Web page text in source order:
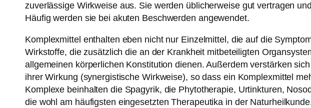
zuverlässige Wirkweise aus. Sie werden üblicherweise gut vertragen
Häufig werden sie bei akuten Beschwerden angewendet.
Komplexmittel enthalten eben nicht nur Einzelmittel, die auf die
Wirkstoffe, die zusätzlich die an der Krankheit mitbeteiligten
allgemeinen körperlichen Konstitution dienen. Außerdem verstärken
ihrer Wirkung (synergistische Wirkweise), so dass ein Komplexmittel
Komplexe beinhalten die Spagyrik, die Phytotherapie, Urtinkturen,
die wohl am häufigsten eingesetzten Therapeutika in der